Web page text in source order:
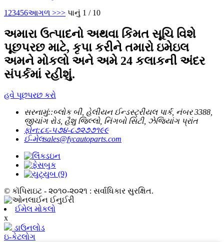
1 23456આગળ >>> પાનું 1 / 10
અમારા ઉત્પાદનો અથવા કિંમત સૂચિ વિશે
પૂછપરછ માટે, કૃપા કરીને તમારો ઇમેઇલ
અમને મોકલો અને અમે 24 કલાકની અંદર
સંપર્કમાં રહીશું.
હવે પૂછપરછ કરો
સરનામું::બ્લોક બી, હેલીયન ઈન્ડસ્ટ્રીયલ પાર્ક, નંબર 3388,
જીચાંગ રોડ, હૈશુ જિલ્લો, નિંગબો સિટી, ઝેજિયાંગ પ્રાંત
ફોન:૮૬-૫૭૪-૮૭૨૭૭૧૯૯
ઈ-મેલsales@fycautoparts.com
© કૉપિરાઇટ - ૨૦૧૦-૨૦૨૧ : સર્વાધિકાર સુરક્ષિત.
ઈમેલ મોકલો
x
ડાઉનલોડ
ઇ-કેટલોગ